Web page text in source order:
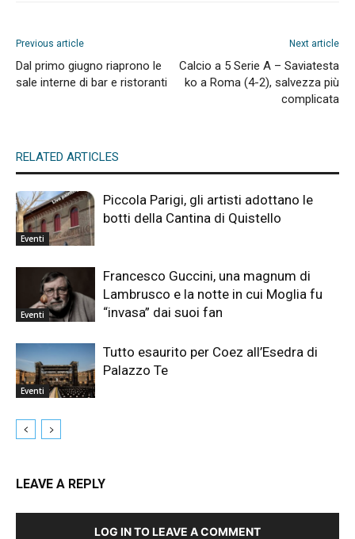
Previous article
Dal primo giugno riaprono le
sale interne di bar e ristoranti
Next article
Calcio a 5 Serie A – Saviatesta
ko a Roma (4-2), salvezza più
complicata
RELATED ARTICLES
Eventi
Piccola Parigi, gli artisti adottano le
botti della Cantina di Quistello
Eventi
Francesco Guccini, una magnum di
Lambrusco e la notte in cui Moglia fu
“invasa” dai suoi fan
Eventi
Tutto esaurito per Coez all’Esedra di
Palazzo Te
LEAVE A REPLY
LOG IN TO LEAVE A COMMENT